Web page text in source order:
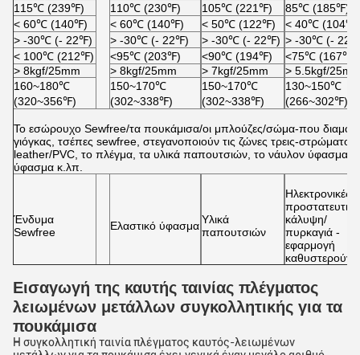
115℃ (239℉) 110℃ (230℉) 105℃ (221℉) 85℃ (185℉)
˂ 60℃ (140℉) ˂ 60℃ (140℉) ˂ 50℃ (122℉) ˂ 40℃ (104℉
˃ -30℃ (- 22℉) ˃ -30℃ (- 22℉) ˃ -30℃ (- 22℉) ˃ -30℃ (- 22
˂ 100℃ (212℉) ˂95℃ (203℉) ˂90℃ (194℉) ˂75℃ (167℉
˃ 8kgf/25mm
˃ 8kgf/25mm ˃ 7kgf/25mm
˃ 5.5kgf/
160~180℃
(320~356℉)
150~170℃
(302~338℉)
150~170℃
(302~338℉)
130~150℃
(266~302℉)
Το εσώρουχο Sewfree/τα πουκάμισα/οι μπλούζες/σώμα-που
γιόγκας, τσέπες sewfree, στεγανοποιούν τις ζώνες τρεις-
leather/PVC, το πλέγμα, τα υλικά παπουτσιών, το νάυλον ύφασμα/
ύφασμα κ.λπ.
Ένδυμα
Sewfree
Ελαστικό ύφασμαΥλικά
παπουτσιών
Ηλεκτρονικές
προστατευτική
κάλυψη/
πυρκαγιά -
εφαρμογή
Εισαγωγή της καυτής ταινίας πλέγματος
λειωμένων μετάλλων συγκολλητικής για τα
πουκάμισα
Η συγκολλητική ταινία πλέγματος καυτός-λειωμένων